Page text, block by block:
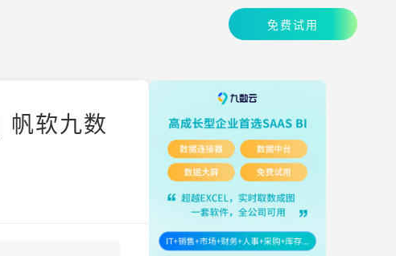
免费试用
帆软九数